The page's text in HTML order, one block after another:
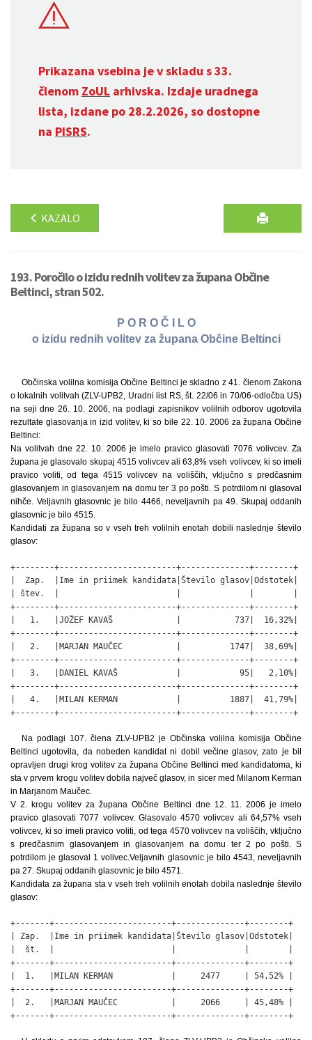
Prikazana vsebina je v skladu s 33.
členom ZoUL arhivska. Izdaje uradnega
lista, izdane po 28.2.2026, so dostopne
na PISRS.
KAZALO
193. Poročilo o izidu rednih volitev za župana Občine
Beltinci, stran 502.
P O R O Č I L O
o izidu rednih volitev za župana Občine Beltinci
Občinska volilna komisija Občine Beltinci je skladno z 41. členom Zakona
o lokalnih volitvah (ZLV-UPB2, Uradni list RS, št. 22/06 in 70/06-odločba US)
na seji dne 26. 10. 2006, na podlagi zapisnikov volilnih odborov ugotovila
rezultate glasovanja in izid volitev, ki so bile 22. 10. 2006 za župana Občine
Beltinci:
Na volitvah dne 22. 10. 2006 je imelo pravico glasovati 7076 volivcev. Za
župana je glasovalo skupaj 4515 volivcev ali 63,8% vseh volivcev, ki so imeli
pravico voliti, od tega 4515 volivcev na voliščih, vključno s predčasnim
glasovanjem in glasovanjem na domu ter 3 po pošti. S potrdilom ni glasoval
nihče. Veljavnih glasovnic je bilo 4466, neveljavnih pa 49. Skupaj oddanih
glasovnic je bilo 4515.
Kandidati za župana so v vseh treh volilnih enotah dobili naslednje število
glasov:
+--------+------------------------+--------------+--------+
|  Zap.  |Ime in priimek kandidata|Število glasov|Odstotek|
| štev.  |                        |              |        |
+--------+------------------------+--------------+--------+
|   1.   |JOŽEF KAVAŠ             |           737|  16,32%|
+--------+------------------------+--------------+--------+
|   2.   |MARJAN MAUČEC           |          1747|  38,69%|
+--------+------------------------+--------------+--------+
|   3.   |DANIEL KAVAŠ            |            95|   2,10%|
+--------+------------------------+--------------+--------+
|   4.   |MILAN KERMAN            |          1887|  41,79%|
+--------+------------------------+--------------+--------+
Na podlagi 107. člena ZLV-UPB2 je Občinska volilna komisija Občine
Beltinci ugotovila, da nobeden kandidat ni dobil večine glasov, zato je bil
opravljen drugi krog volitev za župana Občine Beltinci med kandidatoma, ki
sta v prvem krogu volitev dobila največ glasov, in sicer med Milanom Kerman
in Marjanom Maučec.
V 2. krogu volitev za župana Občine Beltinci dne 12. 11. 2006 je imelo
pravico glasovati 7077 volivcev. Glasovalo 4570 volivcev ali 64,57% vseh
volivcev, ki so imeli pravico voliti, od tega 4570 volivcev na voliščih, vključno
s predčasnim glasovanjem in glasovanjem na domu ter 2 po pošti. S
potrdilom je glasoval 1 volivec.Veljavnih glasovnic je bilo 4543, neveljavnih
pa 27. Skupaj oddanih glasovnic je bilo 4571.
Kandidata za župana sta v vseh treh volilnih enotah dobila naslednje število
glasov:
+-------+------------------------+--------------+--------+
| Zap.  |Ime in priimek kandidata|Število glasov|Odstotek|
|  št.  |                        |              |        |
+-------+------------------------+--------------+--------+
|  1.   |MILAN KERMAN            |     2477     | 54,52% |
+-------+------------------------+--------------+--------+
|  2.   |MARJAN MAUČEC           |     2066     | 45,48% |
+-------+------------------------+--------------+--------+